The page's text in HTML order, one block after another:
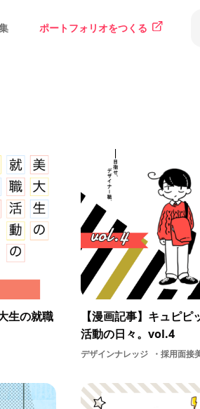
ポートフォリオをつくる
生の就職
【漫画記事】キュピ
活動の日々。vol.4
デザインナレッジ 採用面接美大説明会選考就職活動の日々デザイン就活新卒大学学生